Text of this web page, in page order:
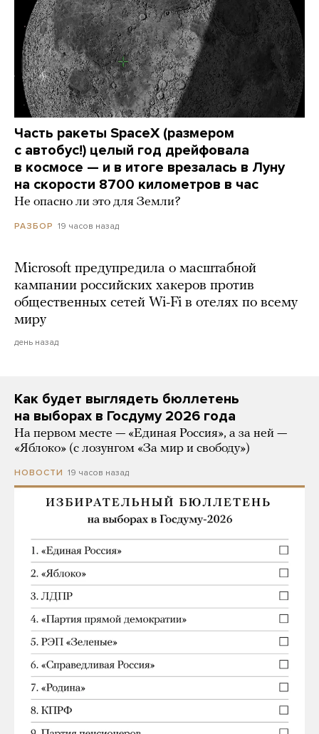
Часть ракеты SpaceX (размером
с автобус!) целый год дрейфовала
в космосе — и в итоге врезалась в Луну
на скорости 8700 километров в час
Не опасно ли это для Земли?
РАЗБОР 19 часов назад
Microsoft предупредила о масштабной
кампании российских хакеров против
общественных сетей Wi-Fi в отелях по всему
миру
день назад
Как будет выглядеть бюллетень
на выборах в Госдуму 2026 года
На первом месте — «Единая Россия», а за ней —
«Яблоко» (с лозунгом «За мир и свободу»)
НОВОСТИ 19 часов назад